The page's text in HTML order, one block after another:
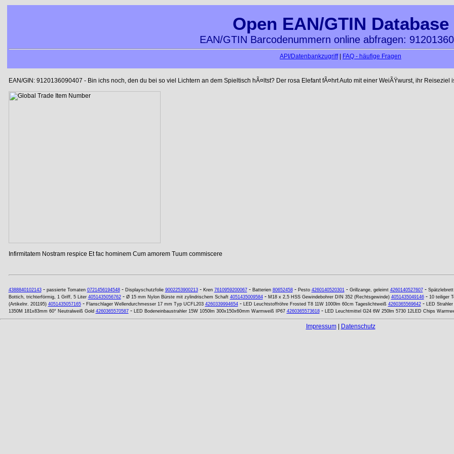
Open EAN/GTIN Database
EAN/GTIN Barcodenummern online abfragen:
API/Datenbankzugriff| FAQ - häufige Fragen
EAN/GIN: 9120136090407 - Bin ichs noch, den du bei so viel Lichtern an dem Spieltisch hÃ¤ltst? Der rosa Elefant fÃ¤hrt Auto mit einer WeiÃŸwurst, ihr Reiseziel
Infirmitatem Nostram respice Et fac hominem Cum amorem Tuum commiscere
4388840102143- passierte Tomaten 0721456194548- Displayschutzfolie 9002253900213- Kren 7610959200067- Batterien 80652458- Pesto 4260140520301- Grillzange, geleimt 4260140527607- Spätzlebrett
Bottich, trichterförmig, 1 Griff, 5 Liter 4051435056762- Ø 15 mm Nylon Bürste mit zylindrischem Schaft 4051435009584- M18 x 2,5 HSS Gewindebohrer DIN 352 (Rechtsgewinde) 4051435049146- 10 teiliger
(Artikelnr. 201195) 4051435057165- Flanschlager Wellendurchmesser 17 mm Typ UCFL203 4260339994654- LED Leuchtstoffröhre Frosted T8 11W 1000lm 60cm Tageslichtweiß 4260365569642- LED
1350M 181x83mm 60° Neutralweiß Gold 4260365570587- LED Bodeneinbaustrahler 15W 1050lm 300x150x60mm Warmweiß IP67 4260365573618- LED Leuchtmittel G24 6W 250lm 5730 12LED Chips
Impressum| Datenschutz